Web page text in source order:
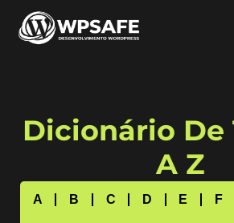
Dicionário De
A Z
A B C D E F